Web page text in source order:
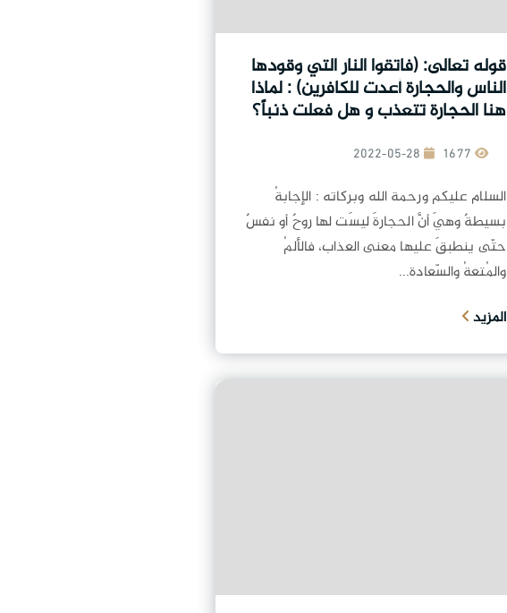
قوله تعالى: (فاتقوا النار التي وقودها
الناس والحجارة أعدت للكافرين) : لماذا
هنا الحجارة تتعذب و هل فعلت ذنباً؟
2022-05-28
السلام عليكم ورحمة الله وبركاته : الإجابةُ
بسيطةٌ وهيَ أنَّ الحجارةَ ليسَت لها روحٌ أو نفسٌ
حتّى ينطبقَ عليها معنى العذاب، فالألمُ
والمُتعةُ والسّعادة...
المزيد